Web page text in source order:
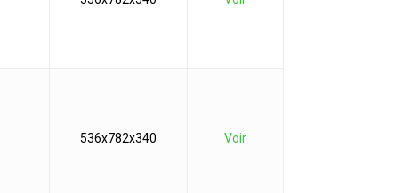
536x782x340 Voir